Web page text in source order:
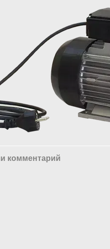
комментарий